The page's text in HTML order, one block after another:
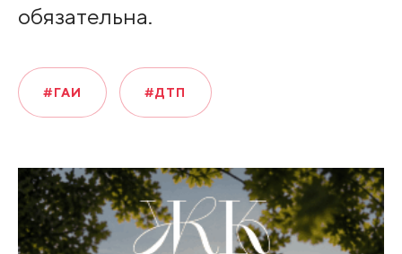
обязательна.
#ГАИ #ДТП